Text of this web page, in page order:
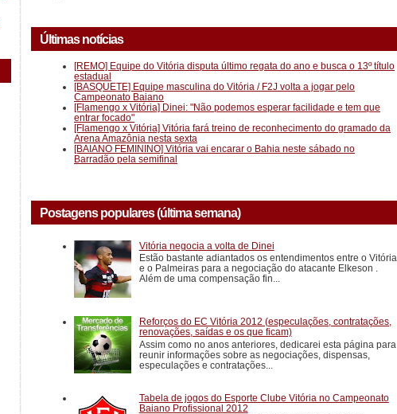
Últimas notícias
[REMO] Equipe do Vitória disputa último regata do ano e busca o 13º título
estadual
[BASQUETE] Equipe masculina do Vitória / F2J volta a jogar pelo
Campeonato Baiano
[Flamengo x Vitória] Dinei: "Não podemos esperar facilidade e tem que
entrar focado"
[Flamengo x Vitória] Vitória fará treino de reconhecimento do gramado da
Arena Amazônia nesta sexta
[BAIANO FEMININO] Vitória vai encarar o Bahia neste sábado no
Barradão pela semifinal
Postagens populares (última semana)
Vitória negocia a volta de Dinei
Estão bastante adiantados os entendimentos entre o Vitória
e o Palmeiras para a negociação do atacante Elkeson .
Além de uma compensação fin...
Reforços do EC Vitória 2012 (especulações, contratações,
renovações, saídas e os que ficam)
Assim como no anos anteriores, dedicarei esta página para
reunir informações sobre as negociações, dispensas,
especulações e contratações...
Tabela de jogos do Esporte Clube Vitória no Campeonato
Baiano Profissional 2012